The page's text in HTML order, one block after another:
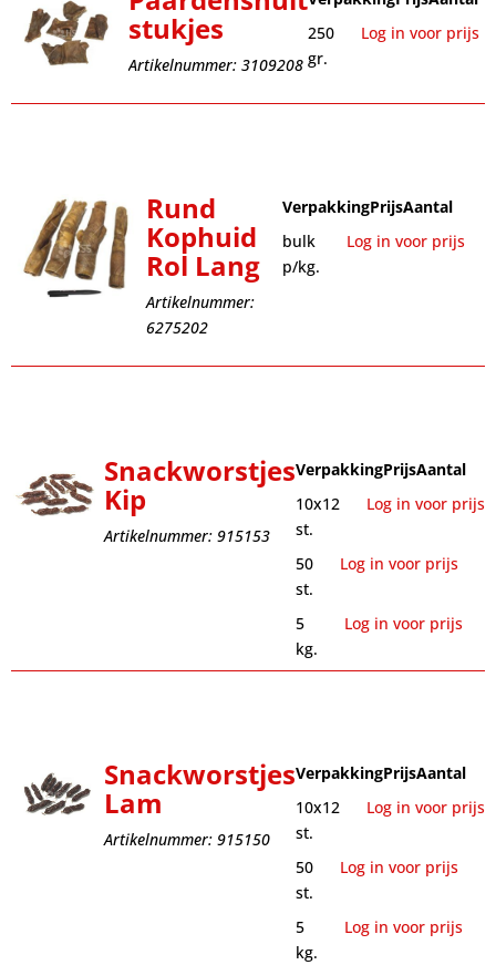
stukjes
Artikelnummer: 3109208
250
gr.
Log in voor prijs
Rund
Kophuid
Rol Lang
Artikelnummer:
6275202
VerpakkingPrijsAantal
bulk
p/kg.
Log in voor prijs
Snackworstjes
Kip
Artikelnummer: 915153
VerpakkingPrijsAantal
10x12
st.
Log in voor prijs
50
st.
Log in voor prijs
5
kg.
Log in voor prijs
Snackworstjes
Lam
Artikelnummer: 915150
VerpakkingPrijsAantal
10x12
st.
Log in voor prijs
50
st.
Log in voor prijs
5
kg.
Log in voor prijs